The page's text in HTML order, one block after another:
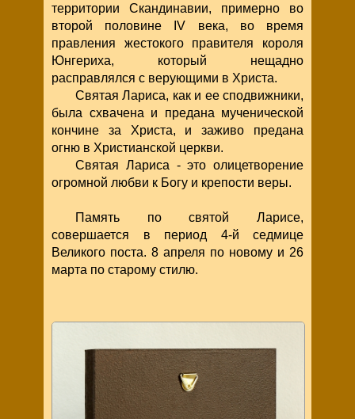
территории Скандинавии, примерно во
второй половине IV века, во время
правления жестокого правителя короля
Юнгериха, который нещадно
расправлялся с верующими в Христа.
Святая Лариса, как и ее сподвижники,
была схвачена и предана мученической
кончине за Христа, и заживо предана
огню в Христианской церкви.
Святая Лариса - это олицетворение
огромной любви к Богу и крепости веры.
Память по святой Ларисе,
совершается в период 4-й седмице
Великого поста. 8 апреля по новому и 26
марта по старому стилю.